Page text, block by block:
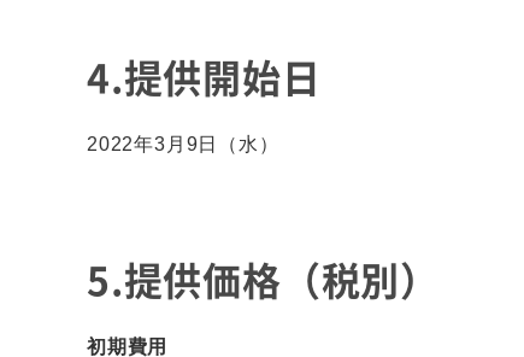
4.提供開始日
2022年3月9日（水）
5.提供価格（税別）
初期費用